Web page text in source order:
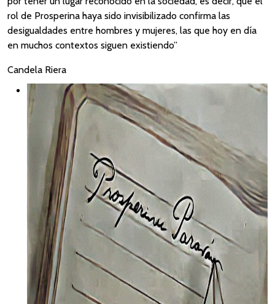
rol de Prosperina haya sido invisibilizado confirma las
desigualdades entre hombres y mujeres, las que hoy en día
en muchos contextos siguen existiendo”
Candela Riera